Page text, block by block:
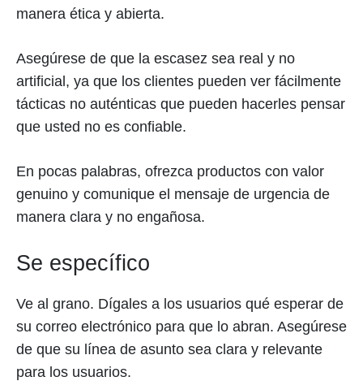
manera ética y abierta.
Asegúrese de que la escasez sea real y no
artificial, ya que los clientes pueden ver fácilmente
tácticas no auténticas que pueden hacerles pensar
que usted no es confiable.
En pocas palabras, ofrezca productos con valor
genuino y comunique el mensaje de urgencia de
manera clara y no engañosa.
Se específico
Ve al grano. Dígales a los usuarios qué esperar de
su correo electrónico para que lo abran. Asegúrese
de que su línea de asunto sea clara y relevante
para los usuarios.